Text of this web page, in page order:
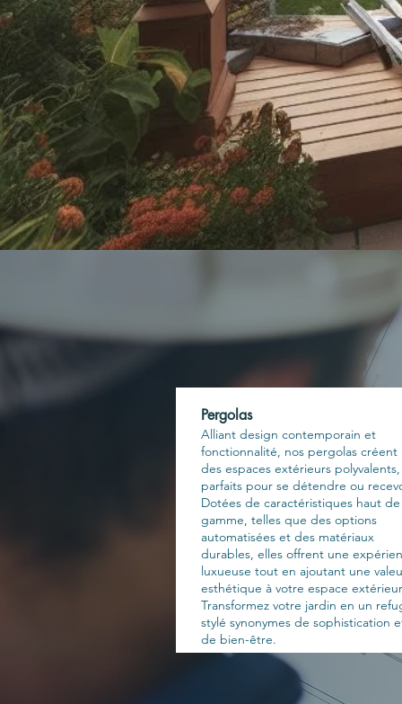
Pergolas
Alliant design contemporain et
fonctionnalité, nos pergolas créent
des espaces extérieurs polyvalents,
parfaits pour se détendre ou
Dotées de caractéristiques haut de
gamme, telles que des options
automatisées et des matériaux
durables, elles offrent une
luxueuse tout en ajoutant une
esthétique à votre espace
Transformez votre jardin en un
stylé synonymes de sophistication
de bien-être.